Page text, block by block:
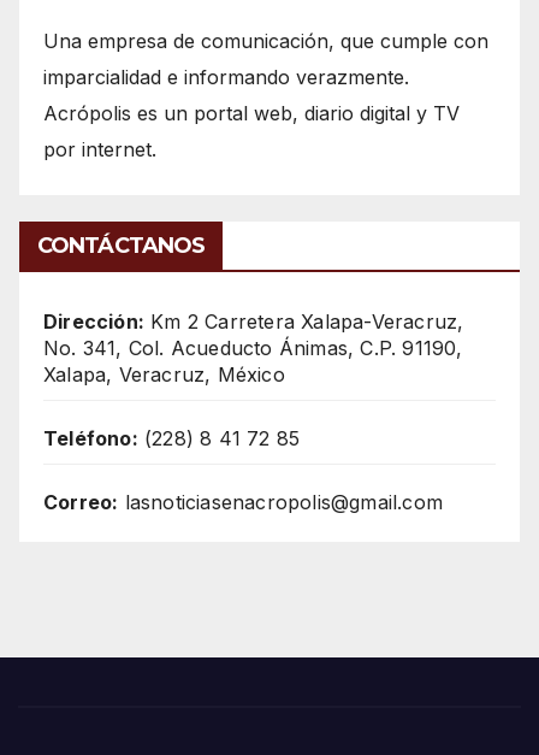
Una empresa de comunicación, que cumple con
imparcialidad e informando verazmente.
Acrópolis es un portal web, diario digital y TV
por internet.
CONTÁCTANOS
Dirección: Km 2 Carretera Xalapa-Veracruz,
No. 341, Col. Acueducto Ánimas, C.P. 91190,
Xalapa, Veracruz, México
Teléfono: (228) 8 41 72 85
Correo: lasnoticiasenacropolis@gmail.com